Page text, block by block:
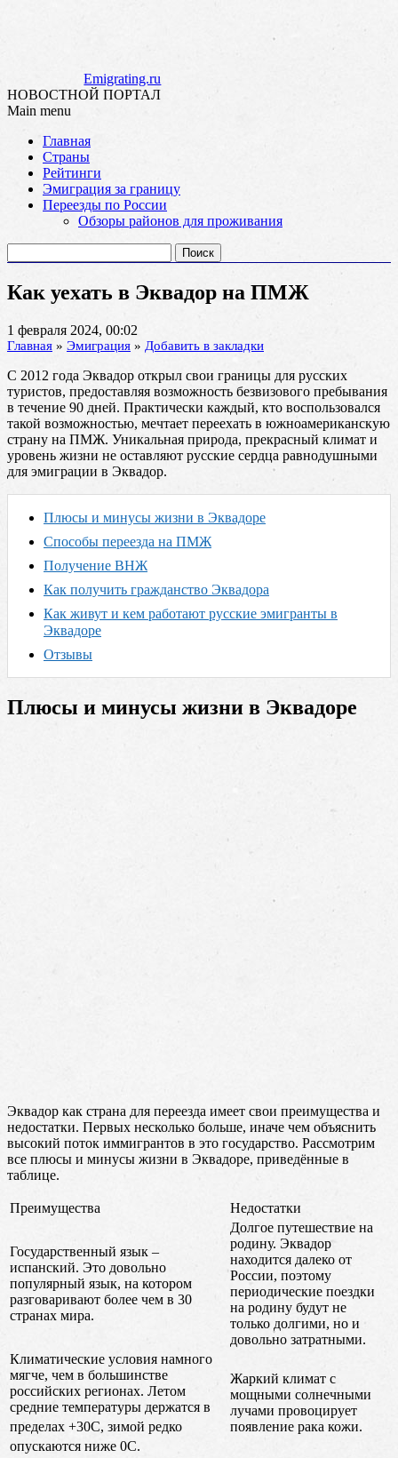
Emigrating.ru
НОВОСТНОЙ ПОРТАЛ
Main menu
content
Главная
Страны
Рейтинги
Эмиграция за границу
Переезды по России
Обзоры районов для проживания
Как уехать в Эквадор на ПМЖ
1 февраля 2024, 00:02
Главная » Эмиграция » Добавить в закладки
С 2012 года Эквадор открыл свои границы для русских
туристов, предоставляя возможность безвизового пребывания
в течение 90 дней. Практически каждый, кто воспользовался
такой возможностью, мечтает переехать в южноамериканскую
страну на ПМЖ. Уникальная природа, прекрасный климат и
уровень жизни не оставляют русские сердца равнодушными
для эмиграции в Эквадор.
Плюсы и минусы жизни в Эквадоре
Способы переезда на ПМЖ
Получение ВНЖ
Как получить гражданство Эквадора
Как живут и кем работают русские эмигранты в
Эквадоре
Отзывы
Плюсы и минусы жизни в Эквадоре
Эквадор как страна для переезда имеет свои преимущества и
недостатки. Первых несколько больше, иначе чем объяснить
высокий поток иммигрантов в это государство. Рассмотрим
все плюсы и минусы жизни в Эквадоре, приведённые в
таблице.
Преимущества Недостатки
Государственный язык –
испанский. Это довольно
популярный язык, на котором
разговаривают более чем в 30
странах мира.
Долгое путешествие на
родину. Эквадор
находится далеко от
России, поэтому
периодические поездки
на родину будут не
только долгими, но и
довольно затратными.
Климатические условия намного
мягче, чем в большинстве
российских регионах. Летом
средние температуры держатся в
пределах +30С, зимой редко
опускаются ниже 0С.
Жаркий климат с
мощными солнечными
лучами провоцирует
появление рака кожи.